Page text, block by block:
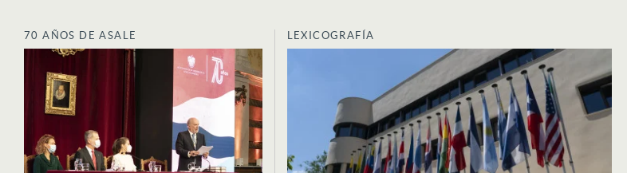
70 AÑOS DE ASALE LEXICOGRAFÍA